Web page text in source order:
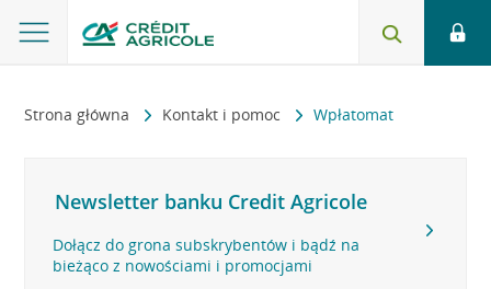
Strona główna Kontakt i pomoc Wpłatomat
Newsletter banku Credit Agricole
Dołącz do grona subskrybentów i bądź na
bieżąco z nowościami i promocjami